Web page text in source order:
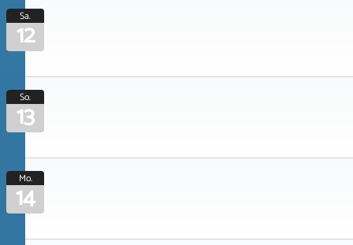
Sa.
12
So.
13
Mo.
14